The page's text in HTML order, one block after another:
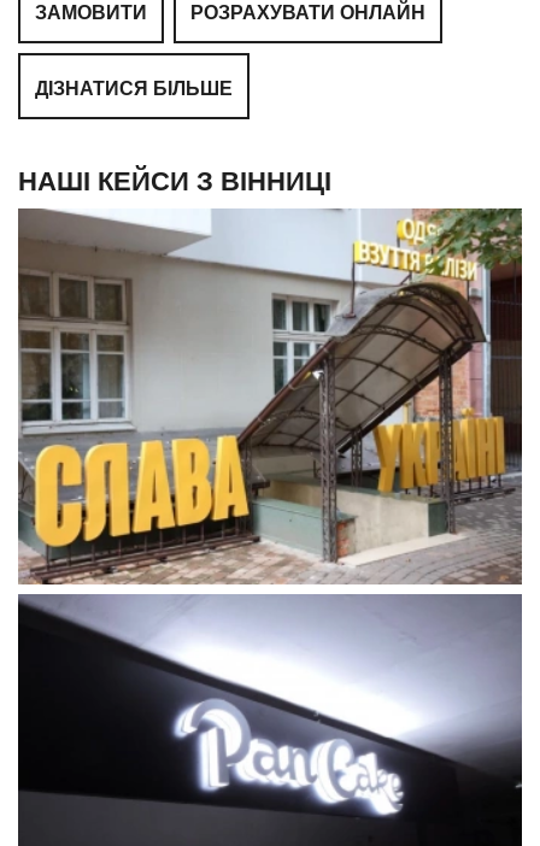
ЗАМОВИТИ РОЗРАХУВАТИ ОНЛАЙН
ДІЗНАТИСЯ БІЛЬШЕ
НАШІ КЕЙСИ З ВІННИЦІ